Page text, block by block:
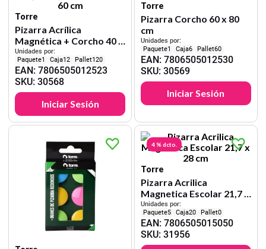
Torre
Pizarra Acrílica
Magnética + Corcho 40 x
60 cm
Unidades por:
1
12 120
EAN:7806505012523
SKU:30568
Iniciar Sesión
Torre
Pizarra Corcho 60 x 80
cm
Unidades por:
1
6 60
EAN: 7806505012530
SKU: 30569
Iniciar Sesión
4 %dcto.
Torre
Pizarra Acrilica
Magnetica Escolar 21,7 x
28 cm
Unidades por:
5
20 0
EAN: 7806505015050
SKU: 31956